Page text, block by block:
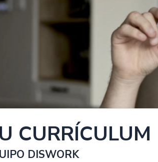
CURRÍCULUM
DISWORK